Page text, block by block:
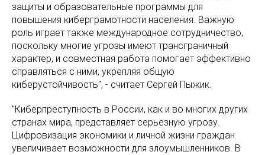
защиты и образовательные программы для
повышения киберграмотности населения. Важную
роль играет также международное сотрудничество,
поскольку многие угрозы имеют трансграничный
характер, и совместная работа помогает эффективно
справляться с ними, укрепляя общую
киберустойчивость", - считает Сергей Пыжик.
"Киберпреступность в России, как и во многих других
странах мира, представляет серьезную угрозу.
Цифровизация экономики и личной жизни граждан
увеличивает возможности для злоумышленников. В